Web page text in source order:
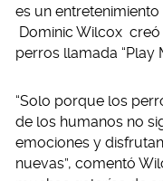
es un
Dominic Wilcox creó
perros llamada “Play
“Solo porque los
de los humanos no
emociones y
nuevas”, comentó